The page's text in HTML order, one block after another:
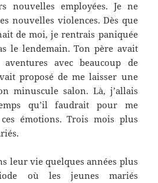
nouvelles employées. Je ne
nouvelles violences. Dès que
de moi, je rentrais paniquée
le lendemain. Ton père avait
avec beaucoup de
proposé de me laisser une
minuscule salon. Là, j’allais
qu’il faudrait pour me
émotions. Trois mois plus
leur vie quelques années plus
où les jeunes mariés